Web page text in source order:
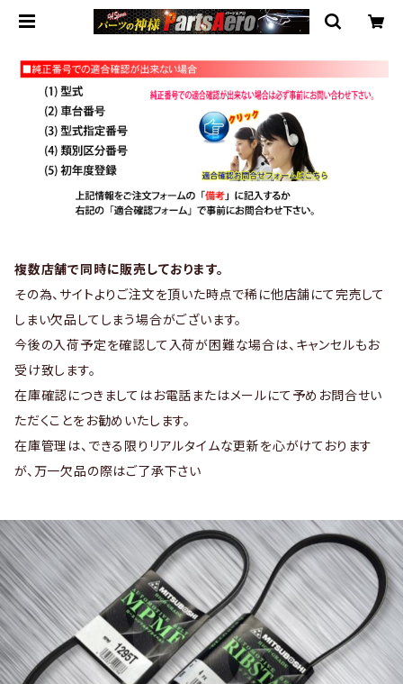
複数店舗で同時に販売しております。
その為、サイトよりご注文を頂いた時点で稀に他店舗にて完売して
しまい欠品してしまう場合がございます。
今後の入荷予定を確認して入荷が困難な場合は、キャンセルもお
受け致します。
在庫確認につきましてはお電話またはメールにて予めお問合せい
ただくことをお勧めいたします。
在庫管理は、できる限りリアルタイムな更新を心がけております
が、万一欠品の際はご了承下さい